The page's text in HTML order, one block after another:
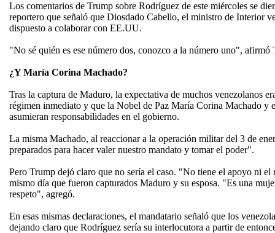
Los comentarios de Trump sobre Rodríguez de este miércoles se
reportero que señaló que Diosdado Cabello, el ministro de Interior
dispuesto a colaborar con EE.UU.
"No sé quién es ese número dos, conozco a la número uno", afirmó
¿Y María Corina Machado?
Tras la captura de Maduro, la expectativa de muchos venezolanos
régimen inmediato y que la Nobel de Paz María Corina Machado y
asumieran responsabilidades en el gobierno.
La misma Machado, al reaccionar a la operación militar del 3 de
preparados para hacer valer nuestro mandato y tomar el poder".
Pero Trump dejó claro que no sería el caso. "No tiene el apoyo ni
mismo día que fueron capturados Maduro y su esposa. "Es una
respeto", agregó.
En esas mismas declaraciones, el mandatario señaló que los
dejando claro que Rodríguez sería su interlocutora a partir de